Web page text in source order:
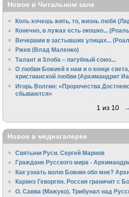
Новое в Читальном зале
Коль хочешь жить, то, жизнь любя
Конечно, в лужах есть окошко...
Вечерами в застывших улицах...
Ржев (Влад Маленко)
Талант и Злоба – пагубный союз...
О любви Божией к нам и о конце
христианской любви (Архимандрит
Игорь Волгин: «Пророчества
сбываются»
1 из 10 →
Новое в медиагалерее
Святыни Руси. Сергей Марнов
Граждане Русского мира -
Как узнать волю Божию обо мне?
Каринэ Геворгян. Россия граничит с
О. Савва (Мажуко). Трибунал над